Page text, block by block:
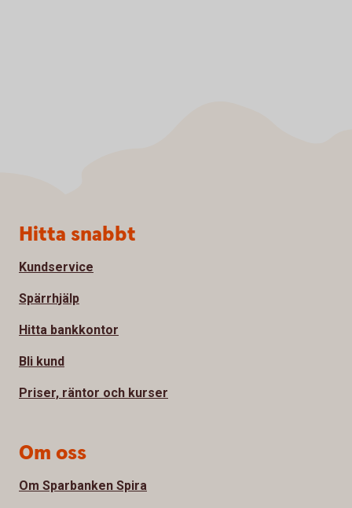
Sidfot
Hitta snabbt
Kundservice
Spärrhjälp
Hitta bankkontor
Bli kund
Priser, räntor och kurser
Om oss
Om Sparbanken Spira